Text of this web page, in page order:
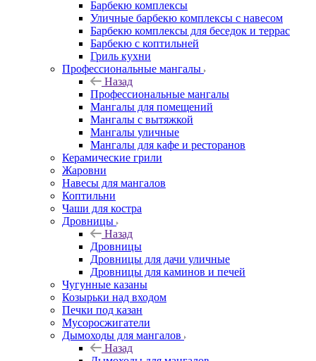
Барбекю комплексы
Уличные барбекю комплексы с навесом
Барбекю комплексы для беседок и террас
Барбекю с коптильней
Гриль кухни
Профессиональные мангалы
Назад
Профессиональные мангалы
Мангалы для помещений
Мангалы с вытяжкой
Мангалы уличные
Мангалы для кафе и ресторанов
Керамические грили
Жаровни
Навесы для мангалов
Коптильни
Чаши для костра
Дровницы
Назад
Дровницы
Дровницы для дачи уличные
Дровницы для каминов и печей
Чугунные казаны
Козырьки над входом
Печки под казан
Мусоросжигатели
Дымоходы для мангалов
Назад